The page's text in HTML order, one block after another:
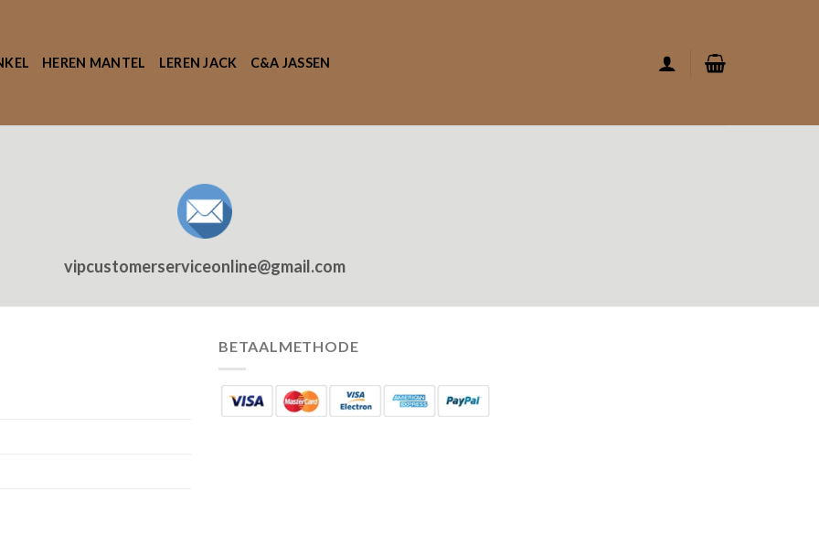
HEREN MANTEL LEREN JACK C&A JASSEN
vipcustomerserviceonline@gmail.com
BETAALMETHODE